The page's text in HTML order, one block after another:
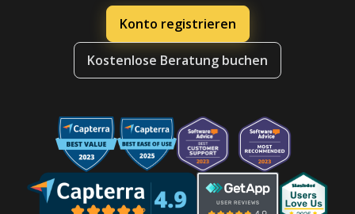
Konto registrieren
Kostenlose Beratung buchen